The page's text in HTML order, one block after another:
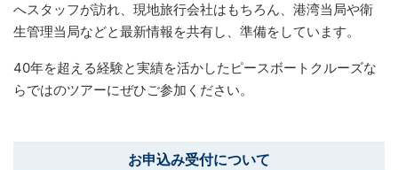
へスタッフが訪れ、現地旅行会社はもちろん、港湾当局や衛
生管理当局などと最新情報を共有し、準備をしています。
40年を超える経験と実績を活かしたピースボートクルーズな
らではのツアーにぜひご参加ください。
お申込み受付について